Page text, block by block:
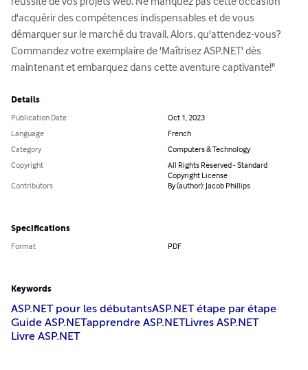
d'acquérir des compétences indispensables et de vous
démarquer sur le marché du travail. Alors, qu'attendez-vous?
Commandez votre exemplaire de 'Maîtrisez ASP.NET' dès
maintenant et embarquez dans cette aventure captivante!"
Details
Publication Date
Oct 1, 2023
Language
French
Category
Computers & Technology
Copyright
All Rights Reserved - Standard
Copyright License
Contributors By (author): Jacob Phillips
Specifications
Format PDF
Keywords
ASP.NET pour les débutantsASP.NET étape par étape
Guide ASP.NETapprendre ASP.NETLivres ASP.NET
Livre ASP.NET